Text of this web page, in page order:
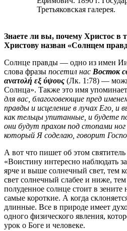
Третьяковская галерея.
Знаете ли вы, почему Христос в
Христову назван «Солнцем
Солнце правды — одно из имен
слова фразы посетил нас Восток
ανατολή εξ ύψους (Лк. 1:78) —
Солнца». Также это имя
для вас, благоговеющие пред
правды и исцеление в лучах Его, и
как тельцы упитанные, и будете
они будут прахом под стопами
который Я соделаю, говорит
А вот что пишет об этом
«Воистину интересно наблюдать
ярче и выше солнечный свет, тем
свет солнечный слабее и ниже,
полуденное солнце стоит в
самые короткие. А когда
длинные. Все в природе имеет
одного физического явления,
урок о Боге и человеке.